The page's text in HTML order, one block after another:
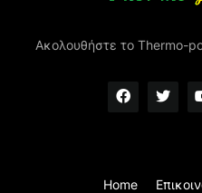
Ακολουθήστε το Thermo-
Home